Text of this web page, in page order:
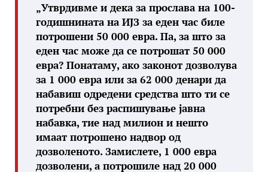
„Утврдивме и дека за прослава на 100-
годишнината на ИЈЗ за еден час биле
потрошени 50 000 евра. Па, за што за
еден час може да се потрошат 50 000
евра? Понатаму, ако законот дозволува
за 1 000 евра или за 62 000 денари да
набавиш одредени средства што ти се
потребни без распишување јавна
набавка, тие над милион и нешто
имаат потрошено надвор од
дозволеното. Замислете, 1 000 евра
дозволени, а потрошиле над 20 000